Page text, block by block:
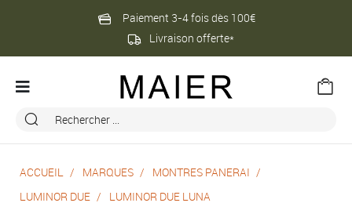
Paiement 3-4 fois dès 100€
Livraison offerte*
ACCUEIL MARQUES
MONTRES PANERAI
LUMINOR DUE
LUMINOR DUE LUNA